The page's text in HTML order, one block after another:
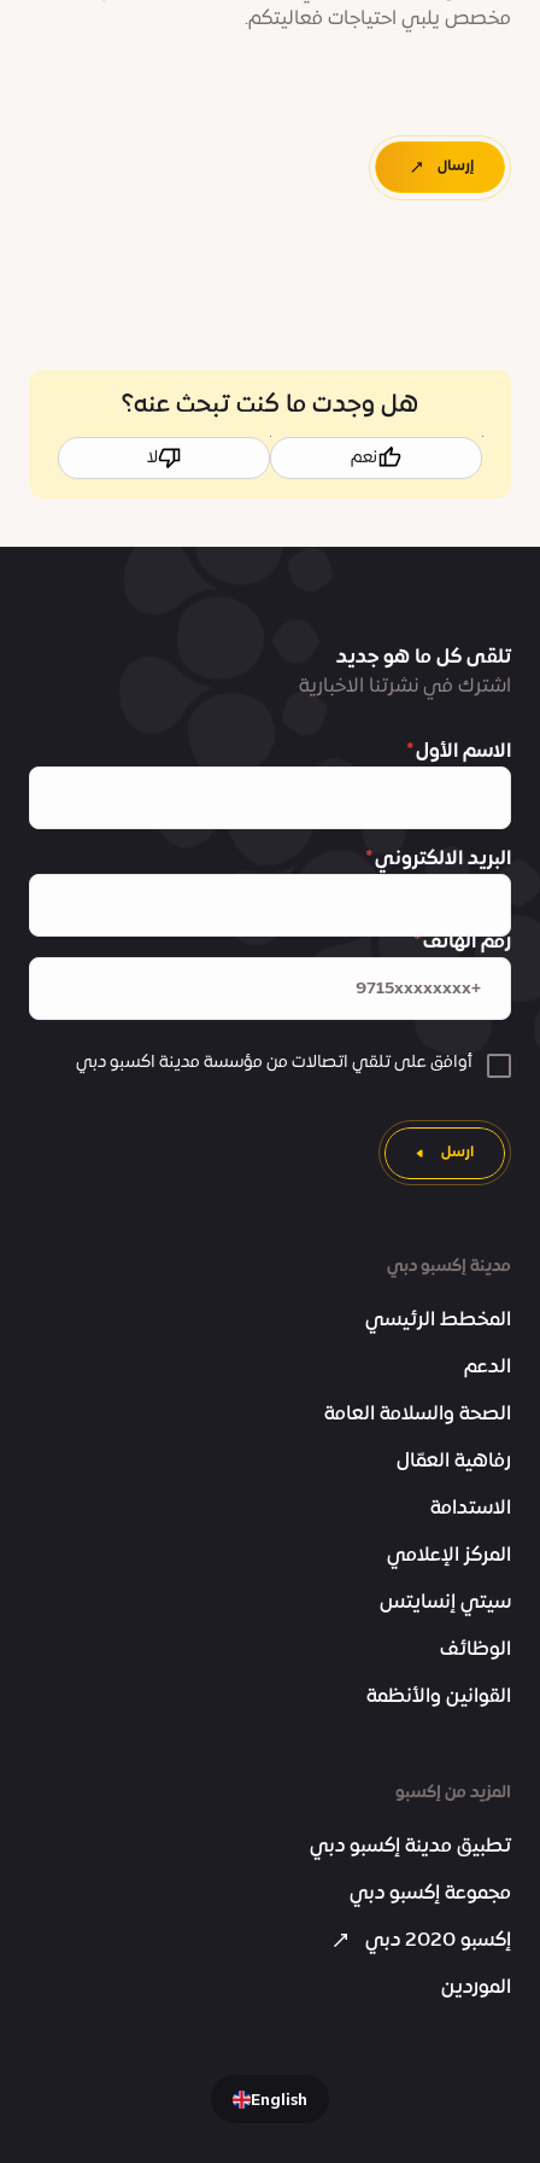
مخصص يلبي احتياجات فعاليتكم.
إرسال
هل وجدت ما كنت تبحث عنه؟
نعم لا
مدينة إكسبو دبي
المخطط الرئيسي
الدعم
الصحة والسلامة العامة
رفاهية العمّال
الاستدامة
المركز الإعلامي
سيتي إنسايتس
الوظائف
القوانين والأنظمة
المزيد من إكسبو
تطبيق مدينة إكسبو دبي
مجموعة إكسبو دبي
إكسبو 2020 دبي
الموردين
تلقى كل ما هو جديد
اشترك في نشرتنا الاخبارية
الاسم الأول
البريد الالكتروني
رقم الهاتف
أوافق على تلقي اتصالات من مؤسسة مدينة اكسبو دبي
ارسل
English